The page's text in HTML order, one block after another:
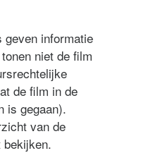
geven informatie
niet de film
de film in de
is gegaan).
van de